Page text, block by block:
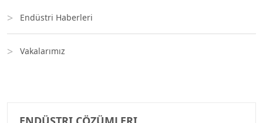
Endüstri Haberleri
Vakalarımız